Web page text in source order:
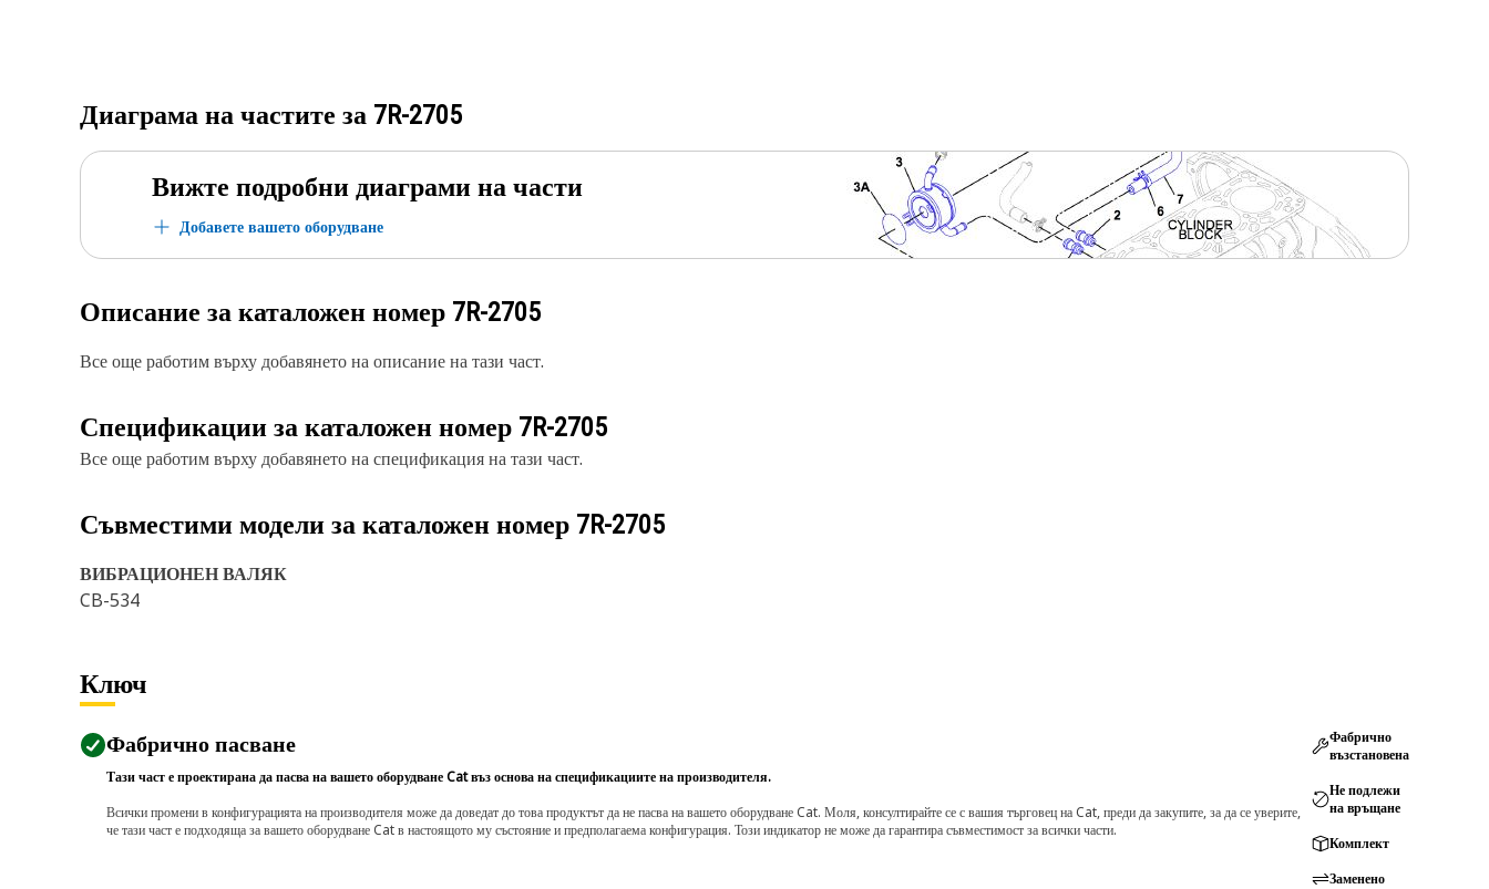
Диаграма на частите за 7R-2705
Вижте подробни диаграми на части
Добавете вашето оборудване
Описание за каталожен номер 7R-2705
Все още работим върху добавянето на описание на тази част.
Спецификации за каталожен номер 7R-2705
Все още работим върху добавянето на спецификация на тази част.
Съвместими модели за каталожен номер 7R-2705
ВИБРАЦИОНЕН ВАЛЯК
CB-534
Ключ
Фабрично пасване
Тази част е проектирана да пасва на вашето оборудване Cat въз основа на спецификациите на производителя.
Всички промени в конфигурацията на производителя може да доведат до това продуктът да не пасва на вашето оборудване Cat. Моля, консултирайте се с вашия търговец на Cat, преди да закупите, за да се уверите,
че тази част е подходяща за вашето оборудване Cat в настоящото му състояние и предполагаема конфигурация. Този индикатор не може да гарантира съвместимост за всички части.
Фабрично
възстановена
Не подлежи
на връщане
Комплект
Заменено